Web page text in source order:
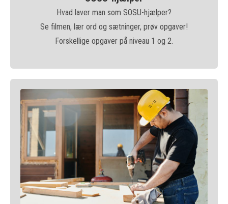
Hvad laver man som SOSU-hjælper?
Se filmen, lær ord og sætninger, prøv opgaver!
Forskellige opgaver på niveau 1 og 2.